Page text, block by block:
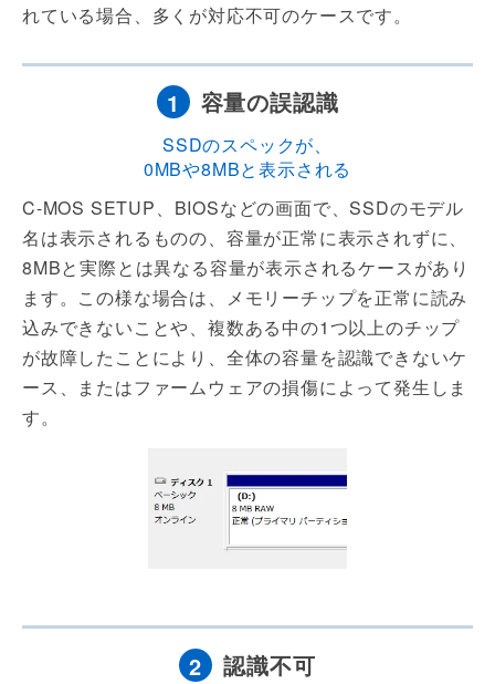
れている場合、多くが対応不可のケースです。
1 容量の誤認識
SSDのスペックが、
0MBや8MBと表示される
C-MOS SETUP、BIOSなどの画面で、SSDのモデル
名は表示されるものの、容量が正常に表示されずに、
8MBと実際とは異なる容量が表示されるケースがあり
ます。この様な場合は、メモリーチップを正常に読み
込みできないことや、複数ある中の1つ以上のチップ
が故障したことにより、全体の容量を認識できないケ
ース、またはファームウェアの損傷によって発生しま
す。
2 認識不可